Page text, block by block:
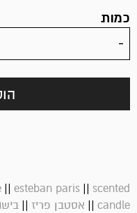
כמות
|| esteban paris || scented
candle
|| אסטבן פריז ||